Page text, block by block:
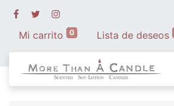
Mi carrito 0 Lista de deseos